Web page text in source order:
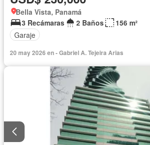
Bella Vista, Panamá
3 Recámaras
2 Baños
156 m²
Garaje
20 may 2026 en - Gabriel A. Tejeira Arias